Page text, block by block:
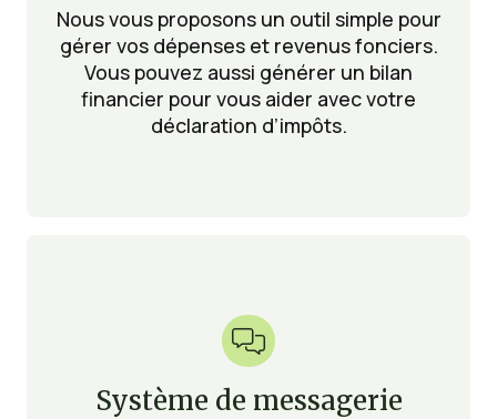
Nous vous proposons un outil simple pour
gérer vos dépenses et revenus fonciers.
Vous pouvez aussi générer un bilan
financier pour vous aider avec votre
déclaration d’impôts.

Système de messagerie